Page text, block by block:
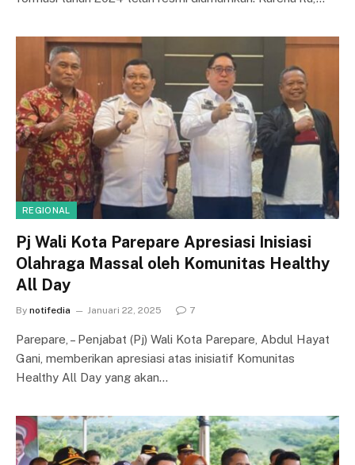
REGIONAL
Pj Wali Kota Parepare Apresiasi Inisiasi
Olahraga Massal oleh Komunitas Healthy
All Day
By notifedia Januari 22, 2025 7
Parepare, – Penjabat (Pj) Wali Kota Parepare, Abdul Hayat
Gani, memberikan apresiasi atas inisiatif Komunitas
Healthy All Day yang akan…